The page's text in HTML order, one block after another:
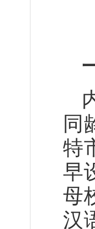
同
特
早
母
汉